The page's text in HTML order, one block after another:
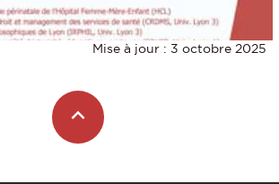
Mise à jour : 3 octobre 2025